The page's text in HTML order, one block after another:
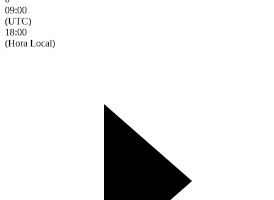
09:00
(UTC)
18:00
(Hora Local)